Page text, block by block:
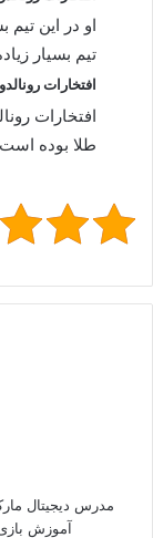
او در این
تیم بسیار
افتخارات
افتخارات
طلا بوده
مدرس دیجیتال
آموزش